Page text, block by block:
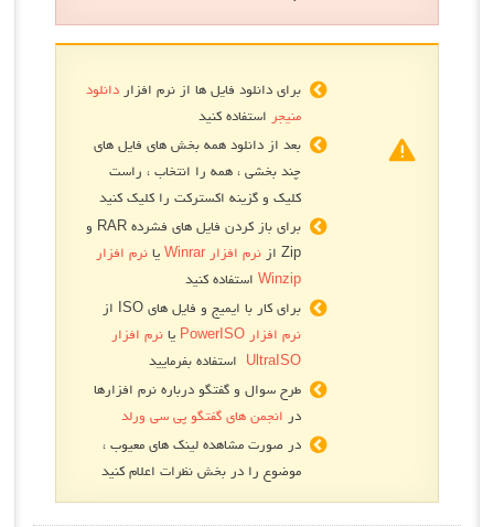
برای دانلود فایل ها از نرم افزار دانلود
منیجر استفاده کنید
بعد از دانلود همه بخش های فایل های
چند بخشی ، همه را انتخاب ، راست
کلیک و گزینه اکسترکت را کلیک کنید
برای باز کردن فایل های فشرده RAR و
Zip از
نرم افزار Winrar یا نرم افزار
Winzipاستفاده کنید
برای کار با ایمیج و فایل های ISO از
نرم افزار PowerISO
یا نرم افزار
UltraISO استفاده بفرمایید
طرح سوال و گفتگو درباره نرم افزارها
در انجمن های گفتگو پی سی ورلد
در صورت مشاهده لینک های معیوب ،
موضوع را در بخش نظرات اعلام کنید